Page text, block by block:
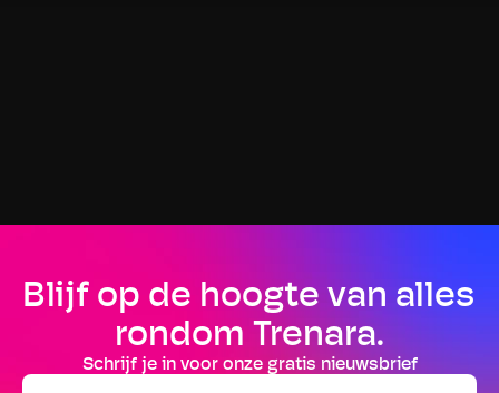
Blijf op de hoogte van alles
rondom Trenara.
Schrijf je in voor onze gratis nieuwsbrief